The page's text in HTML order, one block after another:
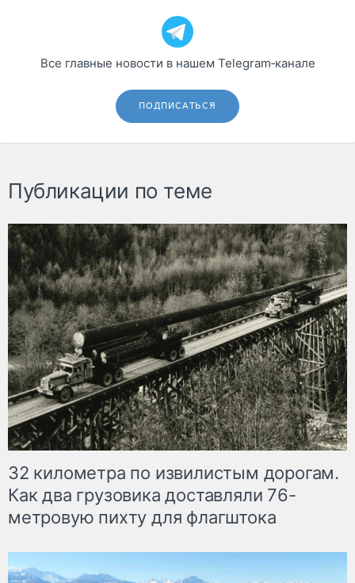
Все главные новости в нашем Telegram‑канале
ПОДПИСАТЬСЯ
Публикации по теме
32 километра по извилистым дорогам.
Как два грузовика доставляли 76-
метровую пихту для флагштока